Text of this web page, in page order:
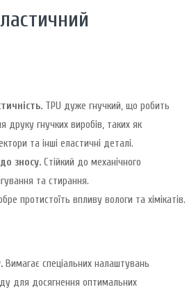
TPU дуже гнучкий, що робить
друку гнучких виробів, таких як
та інші еластичні деталі.
зносу. Стійкий до механічного
та стирання.
протистоїть впливу вологи та хімікатів.
Вимагає спеціальних налаштувань
для досягнення оптимальних